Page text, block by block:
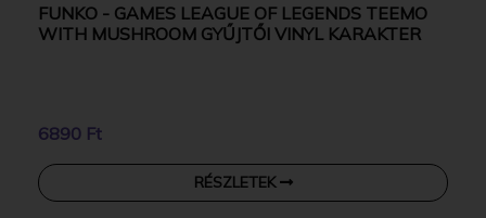
FUNKO - GAMES LEAGUE OF LEGENDS TEEMO
WITH MUSHROOM GYŰJTŐI VINYL KARAKTER
6890 Ft
RÉSZLETEK